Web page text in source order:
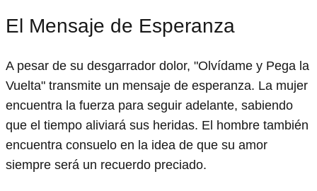
El Mensaje de Esperanza
A pesar de su desgarrador dolor, "Olvídame y Pega la
Vuelta" transmite un mensaje de esperanza. La mujer
encuentra la fuerza para seguir adelante, sabiendo
que el tiempo aliviará sus heridas. El hombre también
encuentra consuelo en la idea de que su amor
siempre será un recuerdo preciado.